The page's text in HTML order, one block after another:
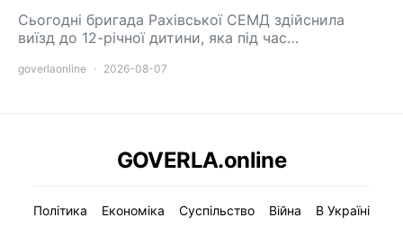
Сьогодні бригада Рахівської СЕМД здійснила
виїзд до 12-річної дитини, яка під час…
goverlaonline 2026-08-07
GOVERLA.online
Політика Економіка Суспільство Війна В Україні